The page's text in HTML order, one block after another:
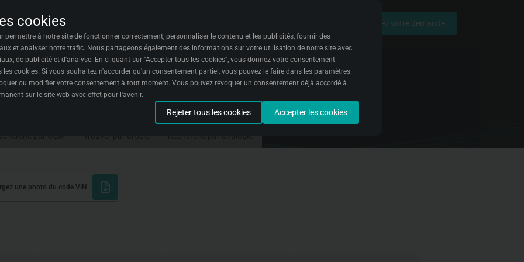
cookies
permettre à notre site de fonctionner correctement, personnaliser le contenu et les publicités, fournir des
et analyser notre trafic. Nous partageons également des informations sur votre utilisation de notre site avec
de publicité et d'analyse. En cliquant sur "Accepter tous les cookies", vous donnez votre consentement
cookies. Si vous souhaitez n'accorder qu'un consentement partiel, vous pouvez le faire dans les paramètres.
ou modifier votre consentement à tout moment. Vous pouvez révoquer un consentement déjà accordé à
sur le site web avec effet pour l'avenir.
sous forme agrégée concernant les visiteurs et leurs expériences sur notre site web. Nous utilisons ces
pour créer des campagnes marketing destinées à certains groupes de visiteurs.
Rejeter tous les cookies Accepter les cookies
Fonds d'écran Soumettez votre demande
de pièces
une photo du code VIN